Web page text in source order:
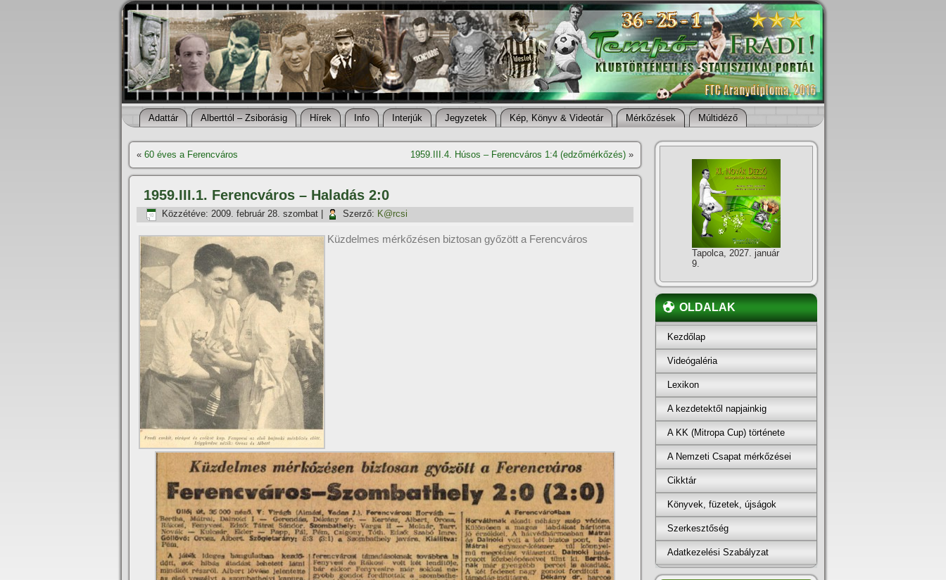
Adattár Alberttól – Zsiborásig Hí­rek Info Interjúk Jegyzetek Kép, Könyv & Videotár Mérkőzések Múltidéző
« 60 éves a Ferencváros 1959.III.4. Húsos – Ferencváros 1:4 (edzőmérkőzés) »
1959.III.1. Ferencváros – Haladás 2:0
Közzétéve: 2009. február 28. szombat Szerző: K@rcsi
Küzdelmes mérkőzésen biztosan győzött a Ferencváros
Tapolca, 2027. január
9.
OLDALAK
Kezdőlap
Videógaléria
Lexikon
A kezdetektől napjainkig
A KK (Mitropa Cup) története
A Nemzeti Csapat mérkőzései
Cikktár
Könyvek, füzetek, újságok
Szerkesztőség
Adatkezelési Szabályzat